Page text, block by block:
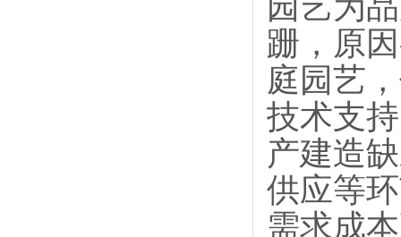
跚，原
庭园艺
技术支
产建造
供应等
需求成